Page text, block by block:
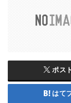
ポス
はて